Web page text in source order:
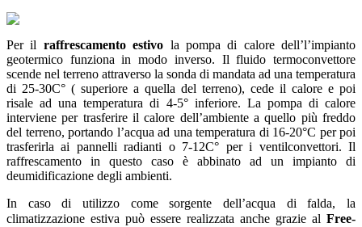
Per il raffrescamento estivo la pompa di calore dell’l’impianto
geotermico funziona in modo inverso. Il fluido termoconvettore
scende nel terreno attraverso la sonda di mandata ad una temperatura
di 25-30C° ( superiore a quella del terreno), cede il calore e poi
risale ad una temperatura di 4-5° inferiore. La pompa di calore
interviene per trasferire il calore dell’ambiente a quello più freddo
del terreno, portando l’acqua ad una temperatura di 16-20°C per poi
trasferirla ai pannelli radianti o 7-12C° per i ventilconvettori. Il
raffrescamento in questo caso è abbinato ad un impianto di
deumidificazione degli ambienti.
In caso di utilizzo come sorgente dell’acqua di falda, la
climatizzazione estiva può essere realizzata anche grazie al Free-